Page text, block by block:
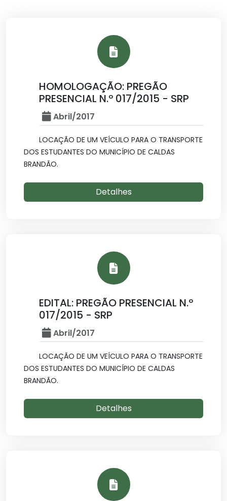
HOMOLOGAÇÃO: PREGÃO
PRESENCIAL N.º 017/2015 - SRP
Abril/2017
LOCAÇÃO DE UM VEÍCULO PARA O TRANSPORTE
DOS ESTUDANTES DO MUNICÍPIO DE CALDAS
BRANDÃO.
Detalhes
EDITAL: PREGÃO PRESENCIAL N.º
017/2015 - SRP
Abril/2017
LOCAÇÃO DE UM VEÍCULO PARA O TRANSPORTE
DOS ESTUDANTES DO MUNICÍPIO DE CALDAS
BRANDÃO.
Detalhes